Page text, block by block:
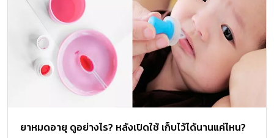
ยาหมดอายุ ดูอย่างไร? หลังเปิดใช้ เก็บไว้ได้นานแค่ไหน?